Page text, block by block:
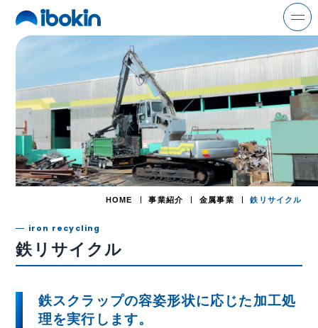
search
ニュース
事業案内
環境事業
金属事業
HOME 事業紹介 金属事業 鉄リサイクル
iron recycling
鉄リサイクル
鉄スクラップの容姿形状に応じた加工処
理を実行します。